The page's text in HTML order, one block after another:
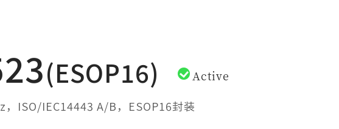
超低功耗智能门锁
固定资产管理
(ESOP16)
Active
，ISO/IEC14443 A/B，ESOP16封装